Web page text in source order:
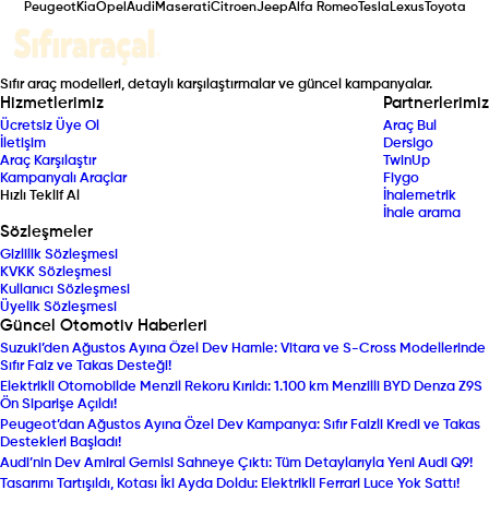
PeugeotKiaOpel Audi MaseratiCitroenJeepAlfa RomeoTesla Lexus Toyota
Sıfır araç modelleri, detaylı karşılaştırmalar ve güncel kampanyalar.
Hizmetlerimiz
Ücretsiz Üye Ol
İletişim
Araç Karşılaştır
Kampanyalı Araçlar
Hızlı Teklif Al
Partnerlerimiz
Araç Bul
Dersigo
TwinUp
Fiygo
İhalemetrik
İhale arama
Sözleşmeler
Gizlilik Sözleşmesi
KVKK Sözleşmesi
Kullanıcı Sözleşmesi
Üyelik Sözleşmesi
Güncel Otomotiv Haberleri
Suzuki’den Ağustos Ayına Özel Dev Hamle: Vitara ve S-Cross Modellerinde
Sıfır Faiz ve Takas Desteği!
Elektrikli Otomobilde Menzil Rekoru Kırıldı: 1.100 km Menzilli BYD Denza Z9S
Ön Siparişe Açıldı!
Peugeot’dan Ağustos Ayına Özel Dev Kampanya: Sıfır Faizli Kredi ve Takas
Destekleri Başladı!
Audi’nin Dev Amiral Gemisi Sahneye Çıktı: Tüm Detaylarıyla Yeni Audi Q9!
Tasarımı Tartışıldı, Kotası İki Ayda Doldu: Elektrikli Ferrari Luce Yok Sattı!